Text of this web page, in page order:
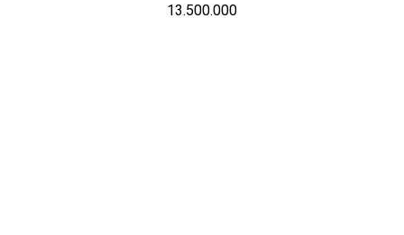
13.500.000